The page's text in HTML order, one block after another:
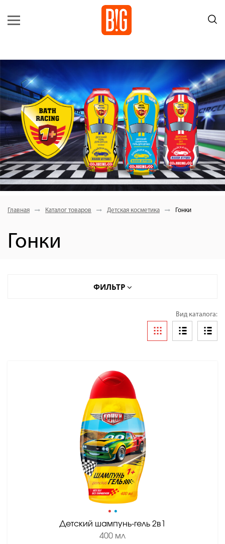
Главная Каталог товаров Детская косметика Гонки
Гонки
ФИЛЬТР
Вид каталога:
• •
Детский шампунь-гель 2в1
400 мл